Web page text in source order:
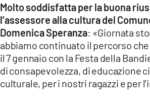
Molto soddisfatta per la buona
l’assessore alla cultura del
Domenica Speranza: «Giornata
abbiamo continuato il percorso
il 7 gennaio con la Festa della
di consapevolezza, di educazione
culturale, per i nostri ragazzi e per